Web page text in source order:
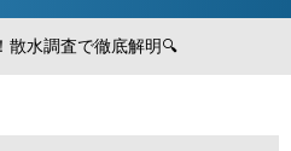
散水調査で徹底解明🔍